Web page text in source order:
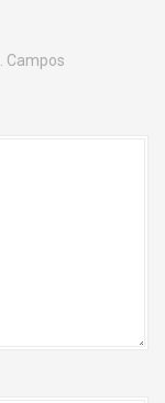
Campos